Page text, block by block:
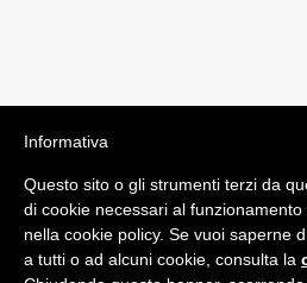
byComunicatori su
Termini e Condizioni di Vendita
ITA:
Informativa
Questo sito o gli strumenti terzi da
di cookie necessari al
nella cookie policy. Se vuoi saperne
a tutti o ad alcuni cookie, consulta la